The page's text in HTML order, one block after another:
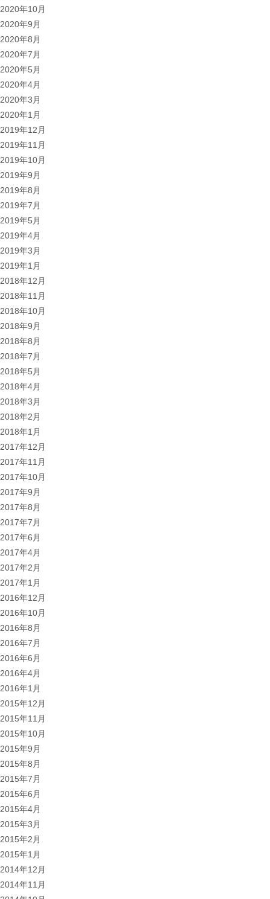
2020年10月
2020年9月
2020年8月
2020年7月
2020年5月
2020年4月
2020年3月
2020年1月
2019年12月
2019年11月
2019年10月
2019年9月
2019年8月
2019年7月
2019年5月
2019年4月
2019年3月
2019年1月
2018年12月
2018年11月
2018年10月
2018年9月
2018年8月
2018年7月
2018年5月
2018年4月
2018年3月
2018年2月
2018年1月
2017年12月
2017年11月
2017年10月
2017年9月
2017年8月
2017年7月
2017年6月
2017年4月
2017年2月
2017年1月
2016年12月
2016年10月
2016年8月
2016年7月
2016年6月
2016年4月
2016年1月
2015年12月
2015年11月
2015年10月
2015年9月
2015年8月
2015年7月
2015年6月
2015年4月
2015年3月
2015年2月
2015年1月
2014年12月
2014年11月